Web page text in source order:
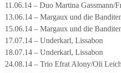
11.06.14 – Duo Martina Gassmann/
13.06.14 – Margaux und die
15.06.14 – Margaux und die
17.07.14 – Underkarl, Lissabon
18.07.14 – Underkarl, Lissabon
24.08.14 – Trio Efrat Alony/Oli